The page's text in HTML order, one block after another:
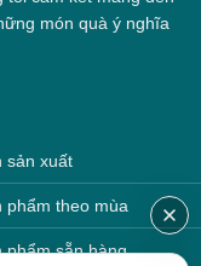
món quà ý nghĩa
sản xuất
phẩm theo mùa
phẩm sẵn hàng